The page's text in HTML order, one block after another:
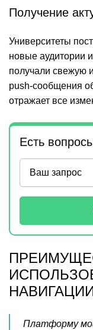
Получение
Университеты
новые аудитории
получали свежую
push-сообщения
отражает все
Есть
Платформу